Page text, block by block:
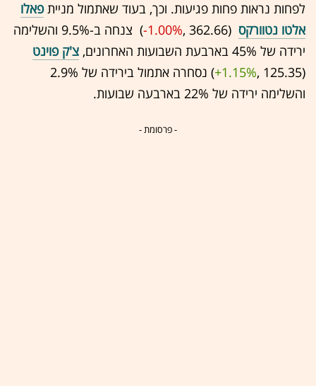
לפחות נראות פחות פגיעות. וכך, בעוד שאתמול מנייתפאלו
אלטו נטוורקס (362.66 ,‎
-1.00%
‏) צנחה ב-9.5% והשלימה
ירידה של 45% בארבעת השבועות האחרונים,
צ'ק פוינט
(125.35 ,‎
+1.15%
‏) נסחרה אתמול בירידה של 2.9%
והשלימה ירידה של 22% בארבעה שבועות.
- פרסומת -